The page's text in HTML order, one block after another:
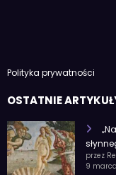
Polityka prywatności
OSTATNIE
przez
9